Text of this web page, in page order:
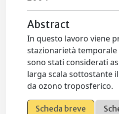
Abstract
In questo lavoro viene
stazionarietà
sono stati considerati
larga scala sottostante
da ozono troposferico.
Scheda breve